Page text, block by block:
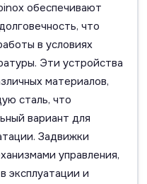
обеспечивают
что
в условиях
Эти устройства
материалов,
сталь, что
вариант для
Задвижки
управления,
эксплуатации и